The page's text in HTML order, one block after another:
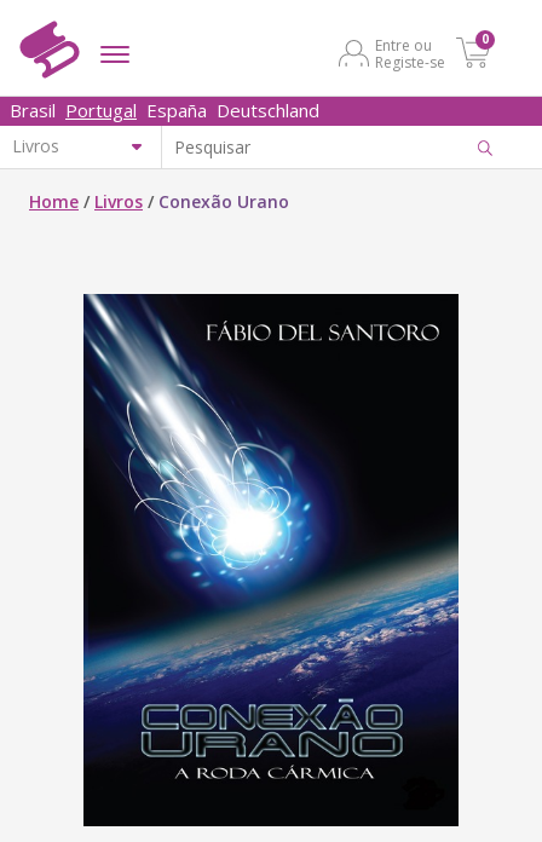
Entre ou
Registe-se
0
Brasil Portugal España Deutschland
Home / Livros / Conexão Urano